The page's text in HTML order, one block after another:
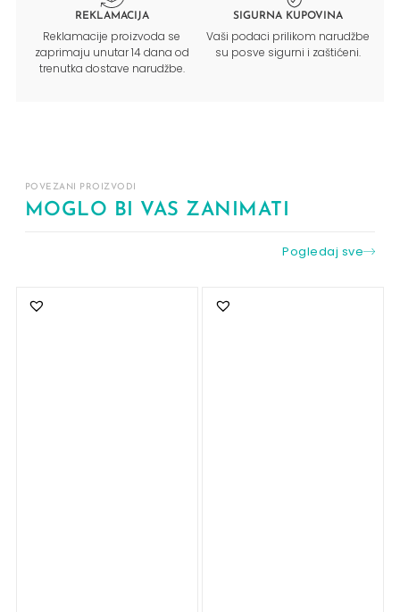
REKLAMACIJA
Reklamacije proizvoda se
zaprimaju unutar 14 dana od
trenutka dostave narudžbe.
SIGURNA KUPOVINA
Vaši podaci prilikom narudžbe
su posve sigurni i zaštićeni.
POVEZANI PROIZVODI
MOGLO BI VAS ZANIMATI
Pogledaj sve